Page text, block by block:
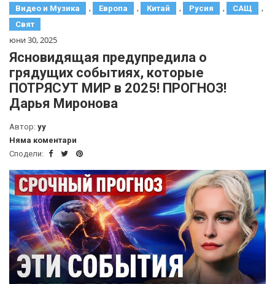
Видео и Музика , Европа , Китай , Русия , САЩ ,
Свят
юни 30, 2025
Ясновидящая предупредила о
грядущих событиях, которые
ПОТРЯСУТ МИР в 2025! ПРОГНОЗ!
Дарья Миронова
Автор: yy
Няма коментари
Сподели: